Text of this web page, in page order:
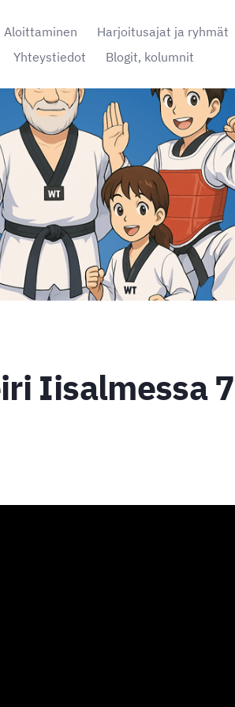
Aloittaminen
Harjoitusajat ja ryhmät
Yhteystiedot Blogit, kolumnit
Iisalmessa